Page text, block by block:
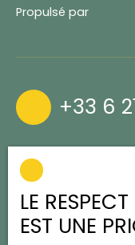
Propulsé par
+33 6
LE
EST UNE